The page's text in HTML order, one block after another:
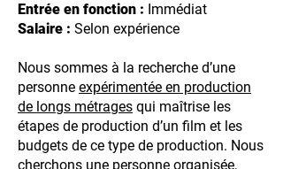
Entrée en fonction : Immédiat
Salaire : Selon expérience
Nous sommes à la recherche d’une
personne expérimentée en production
de longs métrages qui maîtrise les
étapes de production d’un film et les
budgets de ce type de production. Nous
cherchons une personne organisée,